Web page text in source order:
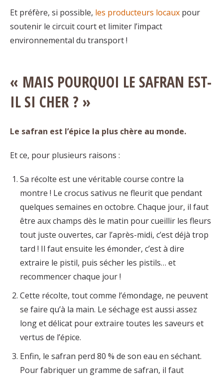
Et préfère, si possible, les producteurs locaux pour
soutenir le circuit court et limiter l’impact
environnemental du transport !
« MAIS POURQUOI LE SAFRAN EST-
IL SI CHER ? »
Le safran est l’épice la plus chère au monde.
Et ce, pour plusieurs raisons :
Sa récolte est une véritable course contre la
montre ! Le crocus sativus ne fleurit que pendant
quelques semaines en octobre. Chaque jour, il faut
être aux champs dès le matin pour cueillir les fleurs
tout juste ouvertes, car l’après-midi, c’est déjà trop
tard ! Il faut ensuite les émonder, c’est à dire
extraire le pistil, puis sécher les pistils… et
recommencer chaque jour !
Cette récolte, tout comme l’émondage, ne peuvent
se faire qu’à la main. Le séchage est aussi assez
long et délicat pour extraire toutes les saveurs et
vertus de l’épice.
Enfin, le safran perd 80 % de son eau en séchant.
Pour fabriquer un gramme de safran, il faut